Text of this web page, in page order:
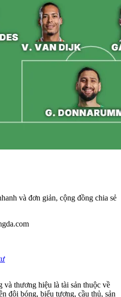
và đơn giản, cộng đồng chia sẻ
và thương hiệu là tài sản thuộc về
đội bóng, biểu tượng, cầu thủ, sản